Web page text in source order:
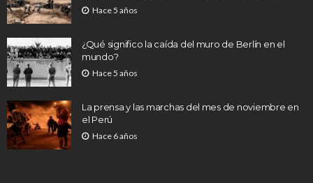
Hace 5 años
¿Qué significo la caída del muro de Berlín en el
mundo?
Hace 5 años
La prensa y las marchas del mes de noviembre en
el Perú
Hace 6 años